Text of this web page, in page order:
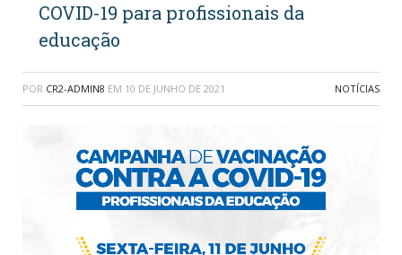
COVID-19 para profissionais da
educação
POR CR2-ADMIN8 EM 10 DE JUNHO DE 2021 NOTÍCIAS